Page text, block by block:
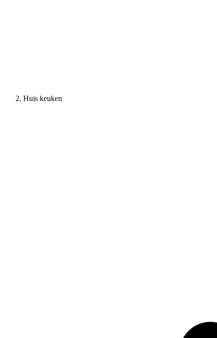
Huis keuken